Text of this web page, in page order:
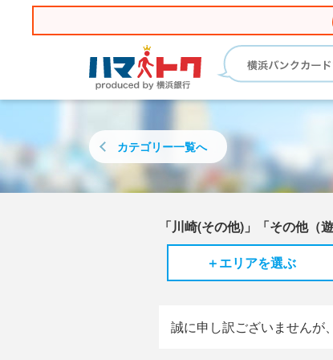
カテゴリー一覧へ
「川崎(その他)」「その他（
＋エリアを選ぶ
誠に申し訳ございませんが